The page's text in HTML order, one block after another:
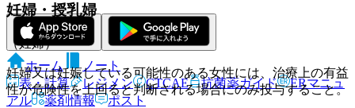
妊婦・授乳婦
（妊婦）
妊婦又は妊娠している可能性のある女性には、治療上の有益
性が危険性を上回ると判断される場合にのみ投与すること。
ホーム
ノート
表・計算
レジメン CTCAE 抗菌薬ガイド
ERマニュ
アル
薬剤情報 ポスト